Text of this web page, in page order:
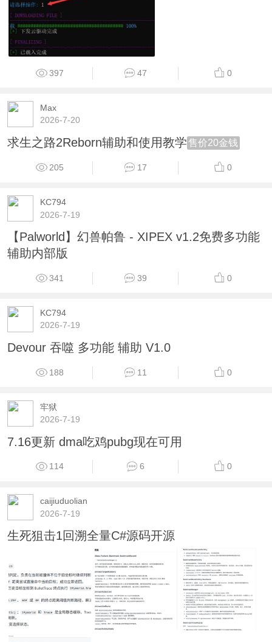
397 47 0
Max
2026-7-20
求生之路2Reborn辅助和使用教学 售价20金钱
205 17 0
KC794
2026-7-19
【Palworld】幻兽帕鲁 - XIPEX v1.2免费多功能
辅助内部版
341 39 0
KC794
2026-7-19
Devour 吞噬 多功能 辅助 V1.0
188 11 0
牢狱
2026-7-19
7.16更新 dma吃鸡pubg现在可用
114 6 0
caijiuduolian
2026-7-19
生死狙击1回溯全量C#源码开源